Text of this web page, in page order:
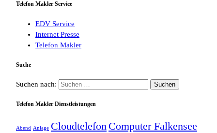
Telefon Makler Service
EDV Service
Internet Presse
Telefon Makler
Suche
Suchen nach:
Telefon Makler Dienstleistungen
Abend Anlage Cloudtelefon Computer Falkensee